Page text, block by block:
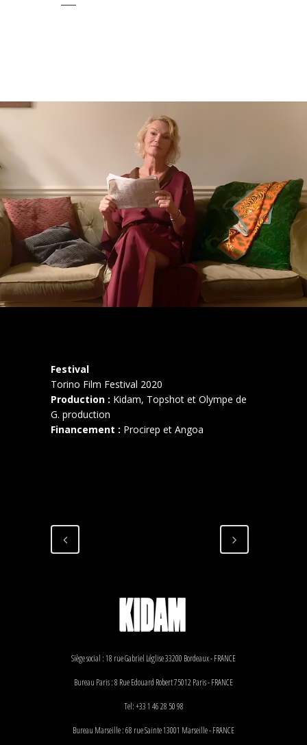
Festival
Torino Film Festival 2020
Production : Kidam, Topshot et Olympe de
G. production
Financement : Procirep et Angoa
Siège social : 18 rue Gabriel Léglise 33200 Bordeaux - FRANCE
Bureau Paris : 8 Rue Edouard Robert 75012 Paris - FRANCE
Tel: +33 1 46 28 50 98
Bureau Marseille : 68 rue Sainte 13001 Marseille - FRANCE